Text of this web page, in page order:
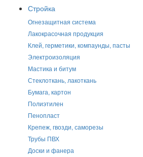
Стройка
Огнезащитная система
Лакокрасочная продукция
Клей, герметики, компаунды, пасты
Электроизоляция
Мастика и битум
Стеклоткань, лакоткань
Бумага, картон
Полиэтилен
Пенопласт
Крепеж, гвозди, саморезы
Трубы ПВХ
Доски и фанера